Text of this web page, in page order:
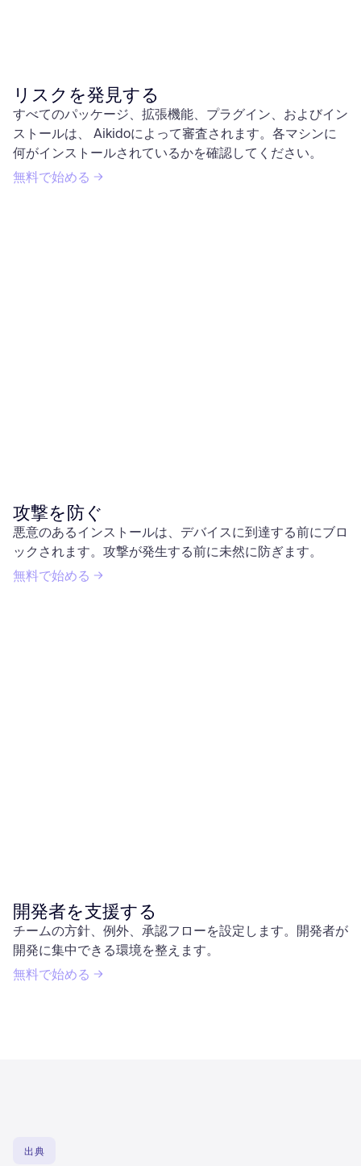
リスクを発見する
すべてのパッケージ、拡張機能、プラグイン、およびイン
ストールは、 Aikidoによって審査されます。各マシンに
何がインストールされているかを確認してください。
無料で始める
攻撃を防ぐ
悪意のあるインストールは、デバイスに到達する前にブロ
ックされます。攻撃が発生する前に未然に防ぎます。
無料で始める
開発者を支援する
チームの方針、例外、承認フローを設定します。開発者が
開発に集中できる環境を整えます。
無料で始める
出典